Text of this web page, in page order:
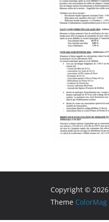
Copyright © 2026
Theme ColorMag